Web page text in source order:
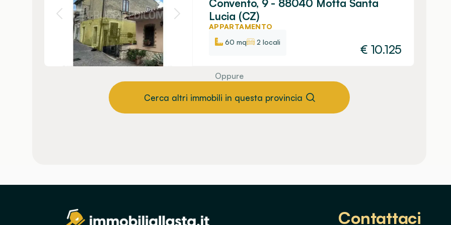
Convento, 9 - 88040 Motta Santa
Lucia (CZ)
APPARTAMENTO
60 mq
2 locali
€ 10.125
Oppure
Cerca altri immobili in questa provincia
Contattaci